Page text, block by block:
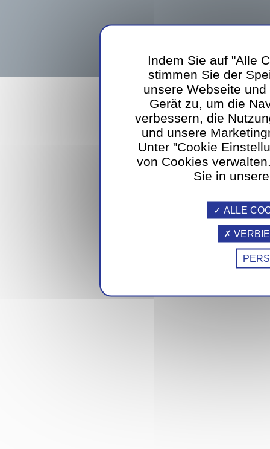
Indem Sie auf "Alle
stimmen Sie der
unsere Webseite
Gerät zu, um die
verbessern, die
und unsere
Unter "Cookie
von Cookies
Sie in
ALLE